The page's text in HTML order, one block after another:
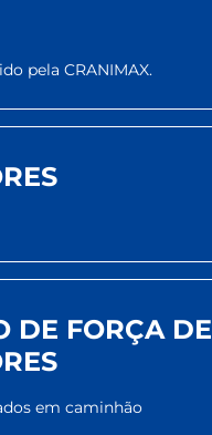
pela CRANIMAX.
DE FORÇA DE
em caminhão